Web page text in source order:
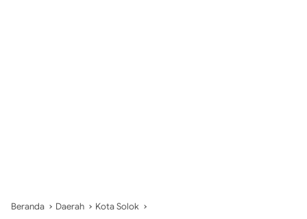
Beranda Daerah Kota Solok